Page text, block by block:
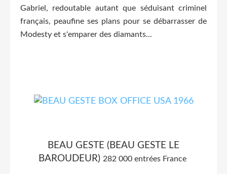
Gabriel, redoutable autant que séduisant criminel
français, peaufine ses plans pour se débarrasser de
Modesty et s'emparer des diamants...
BEAU GESTE (BEAU GESTE LE
BAROUDEUR) 282 000 entrées France